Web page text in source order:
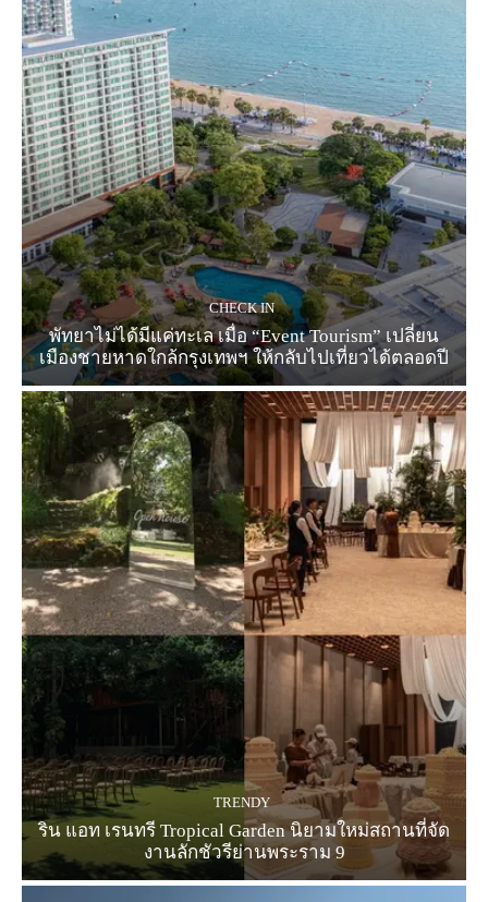
CHECK IN
พัทยาไม่ได้มีแค่ทะเล เมื่อ “Event Tourism” เปลี่ยน
เมืองชายหาดใกล้กรุงเทพฯ ให้กลับไปเที่ยวได้ตลอดปี
TRENDY
ริน แอท เรนทรี Tropical Garden นิยามใหม่สถานที่จัด
งานลักชัวรีย่านพระราม 9